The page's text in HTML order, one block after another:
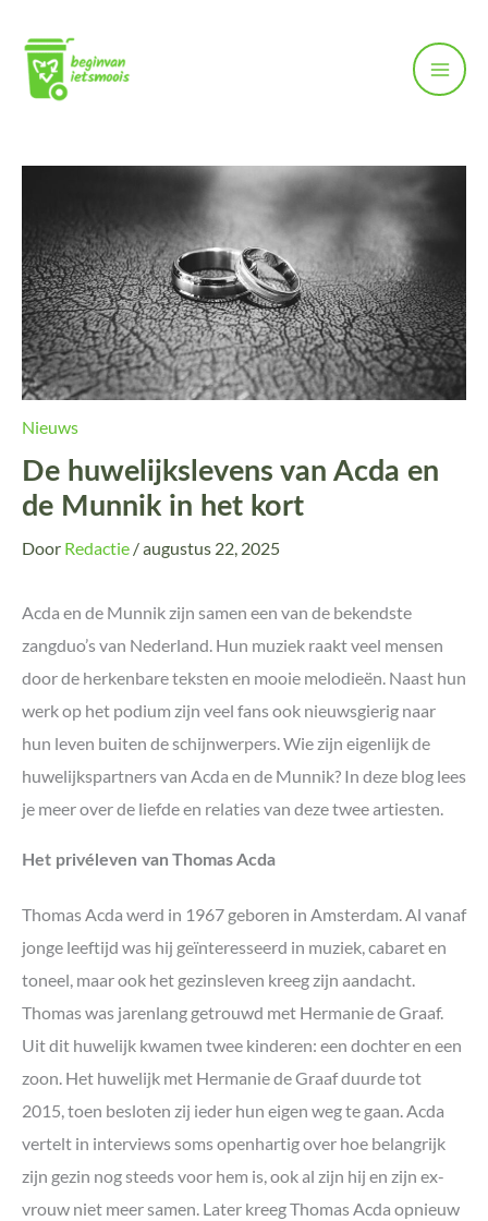
naar
Nieuws
De huwelijkslevens van Acda en
de Munnik in het kort
Door Redactie /augustus 22, 2025
Acda en de Munnik zijn samen een van de bekendste
zangduo’s van Nederland. Hun muziek raakt veel mensen
door de herkenbare teksten en mooie melodieën. Naast hun
werk op het podium zijn veel fans ook nieuwsgierig naar
hun leven buiten de schijnwerpers. Wie zijn eigenlijk de
huwelijkspartners van Acda en de Munnik? In deze blog lees
je meer over de liefde en relaties van deze twee artiesten.
Het privéleven van Thomas Acda
Thomas Acda werd in 1967 geboren in Amsterdam. Al vanaf
jonge leeftijd was hij geïnteresseerd in muziek, cabaret en
toneel, maar ook het gezinsleven kreeg zijn aandacht.
Thomas was jarenlang getrouwd met Hermanie de Graaf.
Uit dit huwelijk kwamen twee kinderen: een dochter en een
zoon. Het huwelijk met Hermanie de Graaf duurde tot
2015, toen besloten zij ieder hun eigen weg te gaan. Acda
vertelt in interviews soms openhartig over hoe belangrijk
zijn gezin nog steeds voor hem is, ook al zijn hij en zijn ex-
vrouw niet meer samen. Later kreeg Thomas Acda opnieuw